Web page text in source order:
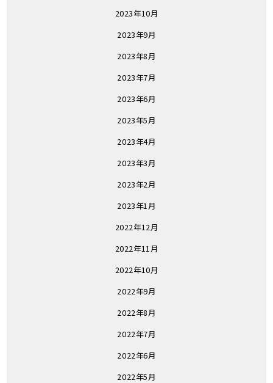
2023年10月
2023年9月
2023年8月
2023年7月
2023年6月
2023年5月
2023年4月
2023年3月
2023年2月
2023年1月
2022年12月
2022年11月
2022年10月
2022年9月
2022年8月
2022年7月
2022年6月
2022年5月